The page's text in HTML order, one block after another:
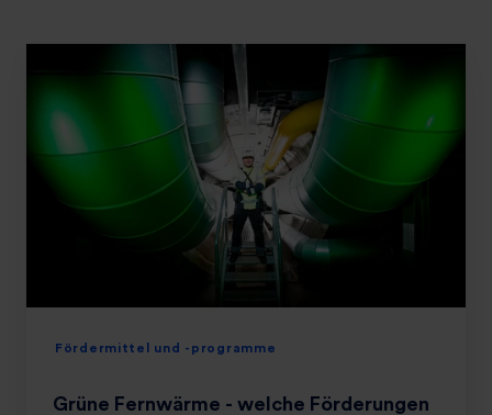
Fördermittel und -programme
Grüne Fernwärme - welche Förderungen